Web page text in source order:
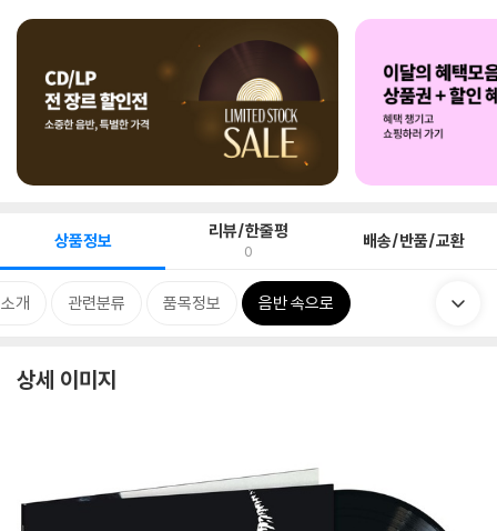
상품정보 리뷰/한줄평
0 배송/반품/교환
개 관련분류 품목정보 음반 속으로
상세 이미지